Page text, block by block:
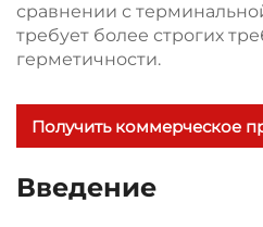
сравнении с
требует более строгих
герметичности.
Получить коммерческое
Введение